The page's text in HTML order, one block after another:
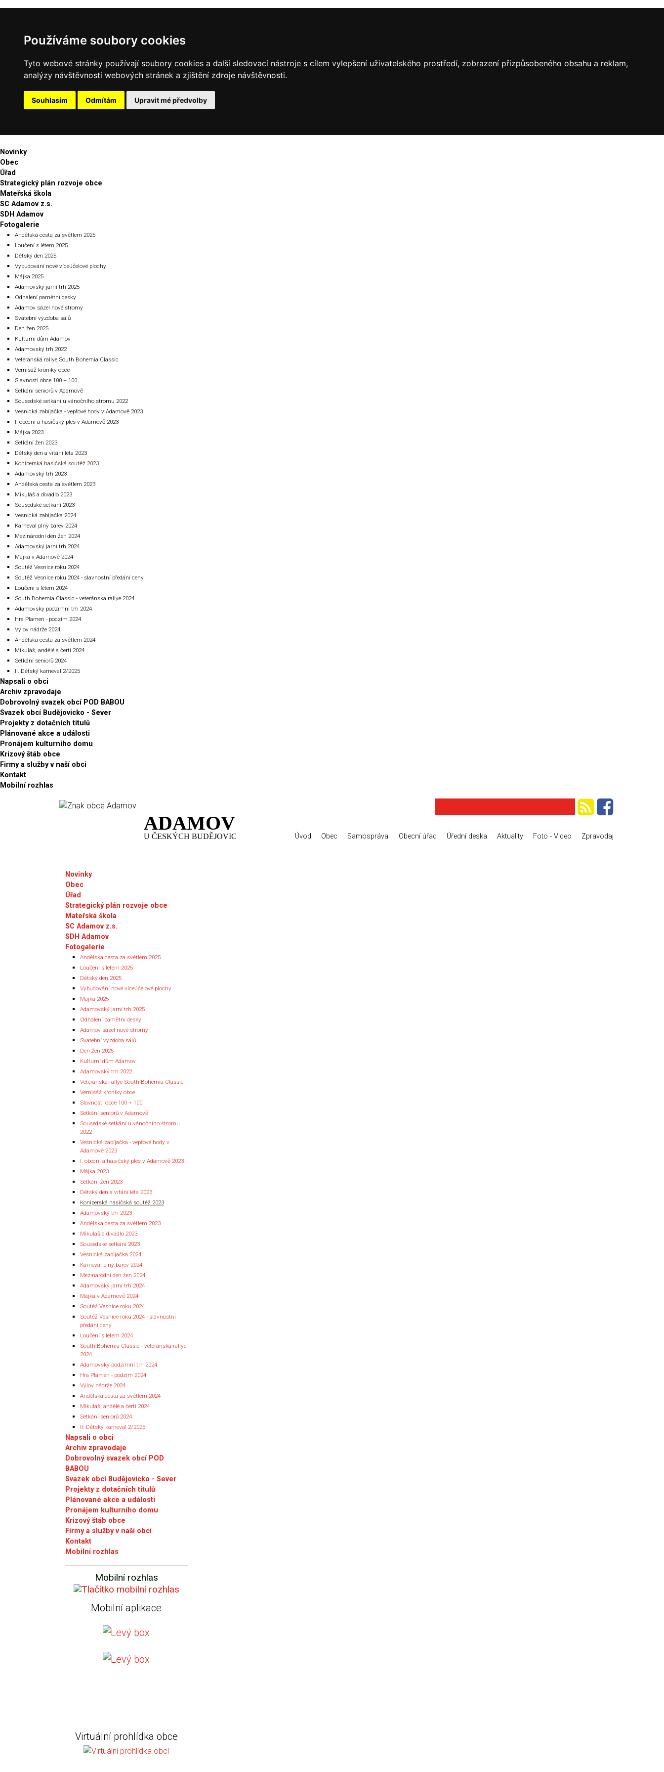
Používáme soubory cookies
Tyto webové stránky používají soubory cookies a další sledovací nástroje s cílem vylepšení uživatelského prostředí, zobrazení přizpůsobeného obsahu a reklam,
analýzy návštěvnosti webových stránek a zjištění zdroje návštěvnosti.
Souhlasím Odmítám Upravit mé předvolby
Novinky
Obec
Úřad
Strategický plán rozvoje obce
Mateřská škola
SC Adamov z.s.
SDH Adamov
Fotogalerie
Andělská cesta za světlem 2025
Loučení s létem 2025
Dětský den 2025
Vybudování nové víceúčelové plochy
Májka 2025
Adamovský jarní trh 2025
Odhalení pamětní desky
Adamov sázel nové stromy
Svatební výzdoba sálů
Den žen 2025
Kulturní dům Adamov
Adamovský trh 2022
Veteránská rallye South Bohemia Classic
Vernisáž kroniky obce
Slavnosti obce 100 + 100
Setkání seniorů v Adamově
Sousedské setkání u vánočního stromu 2022
Vesnická zabíjačka - vepřové hody v Adamově 2023
I. obecní a hasičský ples v Adamově 2023
Májka 2023
Setkání žen 2023
Dětský den a vítání léta 2023
Koniperská hasičská soutěž 2023
Adamovský trh 2023
Andělská cesta za světlem 2023
Mikuláš a divadlo 2023
Sousedské setkání 2023
Vesnická zabijačka 2024
Karneval plný barev 2024
Mezinárodní den žen 2024
Adamovský jarní trh 2024
Májka v Adamově 2024
Soutěž Vesnice roku 2024
Soutěž Vesnice roku 2024 - slavnostní předání ceny
Loučení s létem 2024
South Bohemia Classic - veteránská rallye 2024
Adamovský podzimní trh 2024
Hra Plamen - podzim 2024
Výlov nádrže 2024
Andělská cesta za světlem 2024
Mikuláš, andělé a čerti 2024
Setkání seniorů 2024
II. Dětský karneval 2/2025
Napsali o obci
Archiv zpravodaje
Dobrovolný svazek obcí POD BABOU
Svazek obcí Budějovicko - Sever
Projekty z dotačních titulů
Plánované akce a události
Pronájem kulturního domu
Krizový štáb obce
Firmy a služby v naší obci
Kontakt
Mobilní rozhlas
ADAMOV
U ČESKÝCH BUDĚJOVIC Úvod Obec Samospráva Obecní úřad Úřední deska Aktuality Foto - Video Zpravodaj
Novinky
Obec
Úřad
Strategický plán rozvoje obce
Mateřská škola
SC Adamov z.s.
SDH Adamov
Fotogalerie
Andělská cesta za světlem 2025
Loučení s létem 2025
Dětský den 2025
Vybudování nové víceúčelové plochy
Májka 2025
Adamovský jarní trh 2025
Odhalení pamětní desky
Adamov sázel nové stromy
Svatební výzdoba sálů
Den žen 2025
Kulturní dům Adamov
Adamovský trh 2022
Veteránská rallye South Bohemia Classic
Vernisáž kroniky obce
Slavnosti obce 100 + 100
Setkání seniorů v Adamově
Sousedské setkání u vánočního stromu
2022
Vesnická zabíjačka - vepřové hody v
Adamově 2023
I. obecní a hasičský ples v Adamově 2023
Májka 2023
Setkání žen 2023
Dětský den a vítání léta 2023
Koniperská hasičská soutěž 2023
Adamovský trh 2023
Andělská cesta za světlem 2023
Mikuláš a divadlo 2023
Sousedské setkání 2023
Vesnická zabijačka 2024
Karneval plný barev 2024
Mezinárodní den žen 2024
Adamovský jarní trh 2024
Májka v Adamově 2024
Soutěž Vesnice roku 2024
Soutěž Vesnice roku 2024 - slavnostní
předání ceny
Loučení s létem 2024
South Bohemia Classic - veteránská rallye
2024
Adamovský podzimní trh 2024
Hra Plamen - podzim 2024
Výlov nádrže 2024
Andělská cesta za světlem 2024
Mikuláš, andělé a čerti 2024
Setkání seniorů 2024
II. Dětský karneval 2/2025
Napsali o obci
Archiv zpravodaje
Dobrovolný svazek obcí POD
BABOU
Svazek obcí Budějovicko - Sever
Projekty z dotačních titulů
Plánované akce a události
Pronájem kulturního domu
Krizový štáb obce
Firmy a služby v naší obci
Kontakt
Mobilní rozhlas
Mobilní rozhlas
Mobilní aplikace
Virtuální prohlídka obce